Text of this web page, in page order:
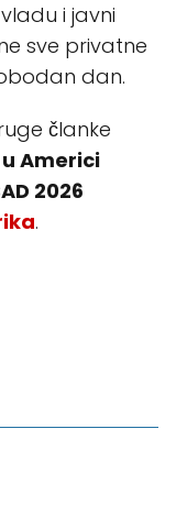
i javni
sve privatne
dan.
članke
Americi
2026
.